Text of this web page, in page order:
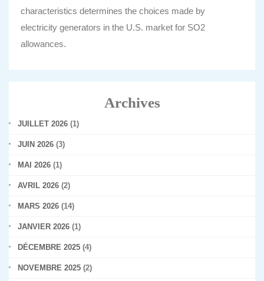
characteristics determines the choices made by
electricity generators in the U.S. market for SO2
allowances.
Archives
JUILLET 2026 (1)
JUIN 2026 (3)
MAI 2026 (1)
AVRIL 2026 (2)
MARS 2026 (14)
JANVIER 2026 (1)
DÉCEMBRE 2025 (4)
NOVEMBRE 2025 (2)